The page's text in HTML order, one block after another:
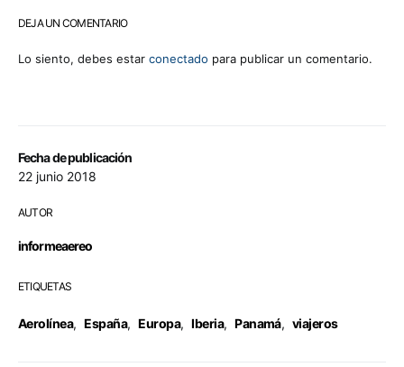
Fecha de publicación
22 junio 2018
AUTOR
informeaereo
ETIQUETAS
Aerolínea, España, Europa, Iberia, Panamá, viajeros
DEJA UN COMENTARIO
Lo siento, debes estar conectado para publicar un comentario.